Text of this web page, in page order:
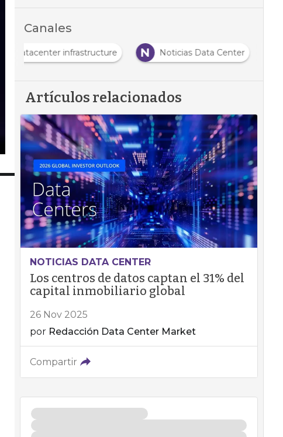
Canales
Datacenter infrastructure N Noticias Data Center
Artículos relacionados
NOTICIAS DATA CENTER
Los centros de datos captan el 31% del
capital inmobiliario global
26 Nov 2025
por Redacción Data Center Market
Compartir